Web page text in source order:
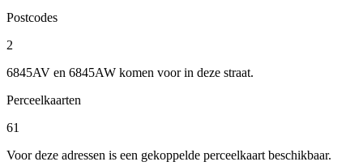
Postcodes
2
6845AV en 6845AW komen voor in deze straat.
Perceelkaarten
61
Voor deze adressen is een gekoppelde perceelkaart beschikbaar.